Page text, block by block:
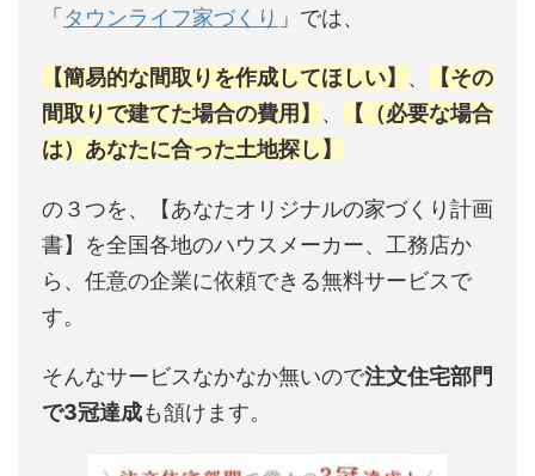
「 タウンライフ家づくり 」では、
【簡易的な間取りを作成してほしい】 、
【その
間取りで建てた場合の費用】 、
【（必要な場合
は）あなたに合った土地探し】
の３つを、【あなたオリジナルの家づくり計画
書】を全国各地のハウスメーカー、工務店か
ら、任意の企業に依頼できる無料サービスで
す。
そんなサービスなかなか無いので注文住宅部門
で3冠達成も頷けます。